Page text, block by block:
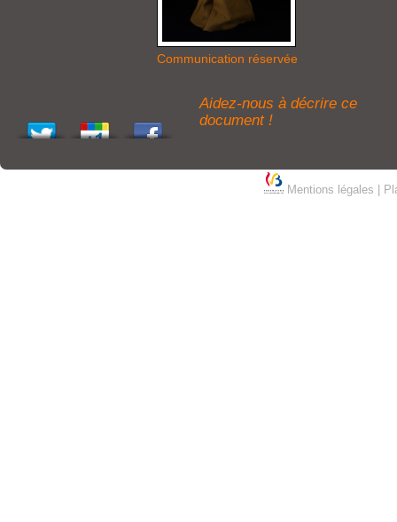
Communication réservée
Aidez-nous à décrire ce
document !
Mentions légales